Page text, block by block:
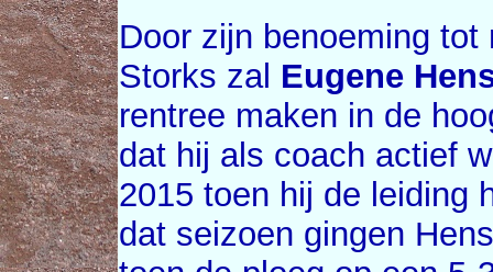
Door zijn benoeming
Storks zal Eugene
rentree maken in de
dat hij als coach actief
2015 toen hij de leiding
dat seizoen gingen